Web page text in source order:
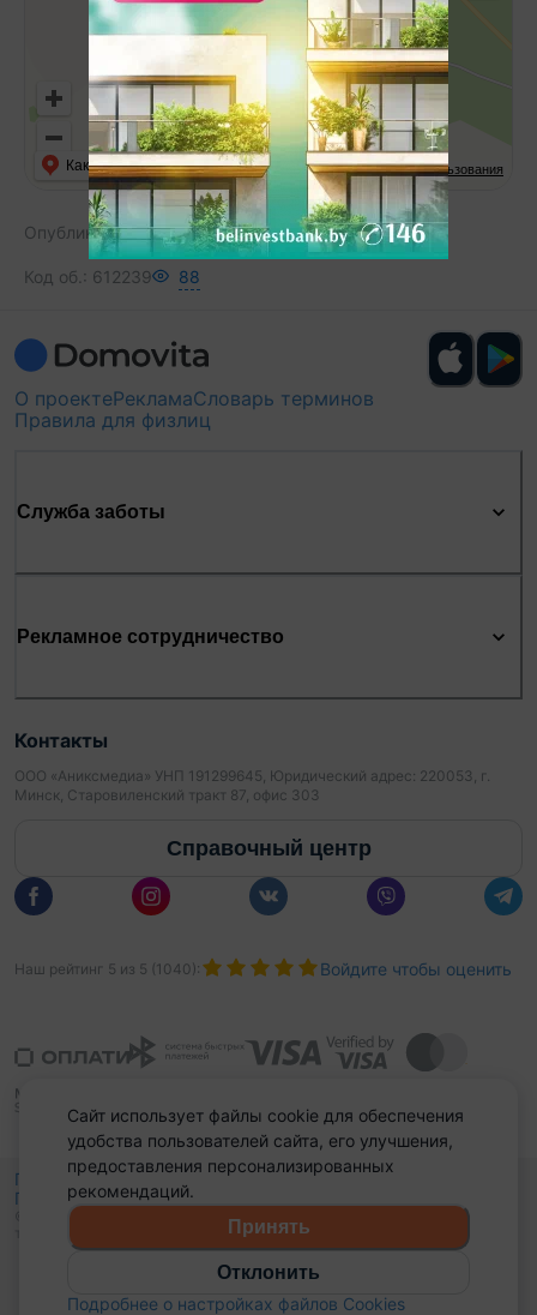
Условия использования
Как добраться API Карт
Опубликовано:01.08.2022
Код об.: 612239 88
О проектеРекламаСловарь терминов
Правила для физлиц
Служба заботы
Рекламное сотрудничество
Контакты
ООО «Аниксмедиа» УНП 191299645, Юридический адрес: 220053, г.
Минск, Старовиленский тракт 87, офис 303
Справочный центр
Наш рейтинг 5 из 5 1040): Войдите чтобы оценить
Политика конфиденциальности,
Политика обработки файлов куки
© 2015 - 2026, Domovita.by. Копирование материалов допускается
только при наличии активной ссылки.
Сайт использует файлы cookie для обеспечения
удобства пользователей сайта, его улучшения,
предоставления персонализированных
рекомендаций.
Принять
Отклонить
Подробнее о настройках файлов Cookies